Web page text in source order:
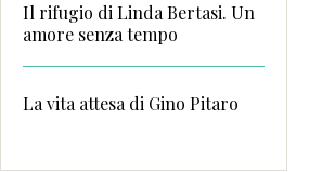
Il rifugio di Linda Bertasi. Un
amore senza tempo
La vita attesa di Gino Pitaro